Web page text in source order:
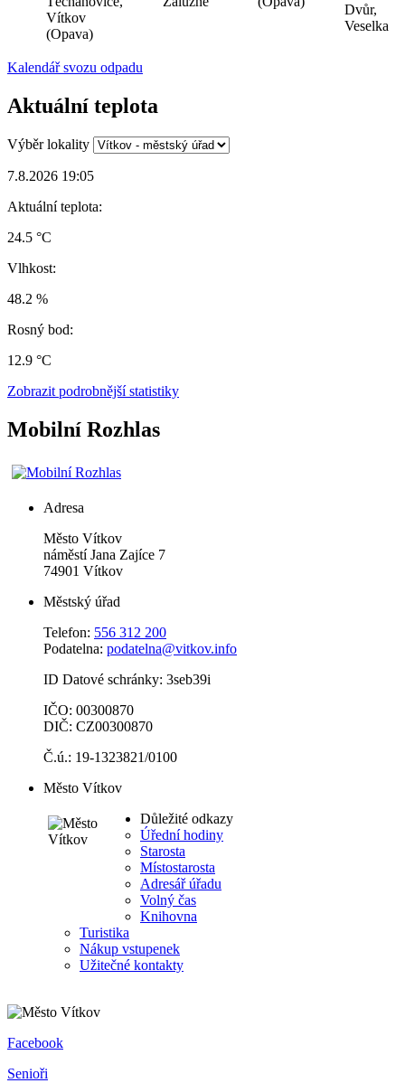
Vítkov
(Opava)
Dvůr,
Veselka
Kalendář svozu odpadu
Aktuální teplota
Výběr lokality
7.8.2026 19:05
Aktuální teplota:
24.5 °C
Vlhkost:
48.2 %
Rosný bod:
12.9 °C
Zobrazit podrobnější statistiky
Mobilní Rozhlas
Adresa
Město Vítkov
náměstí Jana Zajíce 7
74901 Vítkov
Městský úřad
Telefon: 556 312 200
Podatelna: podatelna@vitkov.info
ID Datové schránky: 3seb39i
IČO: 00300870
DIČ: CZ00300870
Č.ú.: 19-1323821/0100
Město Vítkov
Důležité odkazy
Úřední hodiny
Starosta
Místostarosta
Adresář úřadu
Volný čas
Knihovna
Turistika
Nákup vstupenek
Užitečné kontakty
Facebook
Senioři